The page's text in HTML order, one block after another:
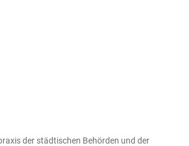
der städtischen Behörden und der